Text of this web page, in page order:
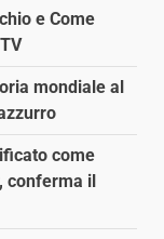
e Come
mondiale al
come
conferma il